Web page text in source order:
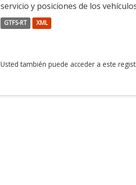
servicio y posiciones de los
GTFS-RT XML
Usted también puede acceder a este